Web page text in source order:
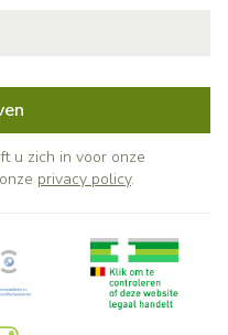
u zich in voor onze
privacy policy.